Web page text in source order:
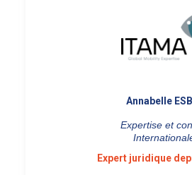
Annabelle
Expertise et
Expert juridique